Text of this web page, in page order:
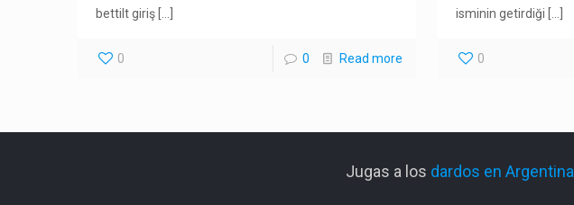
bettilt giriş
0 0 Read more
isminin getirdiği
0
Jugas a los dardos en Argentina